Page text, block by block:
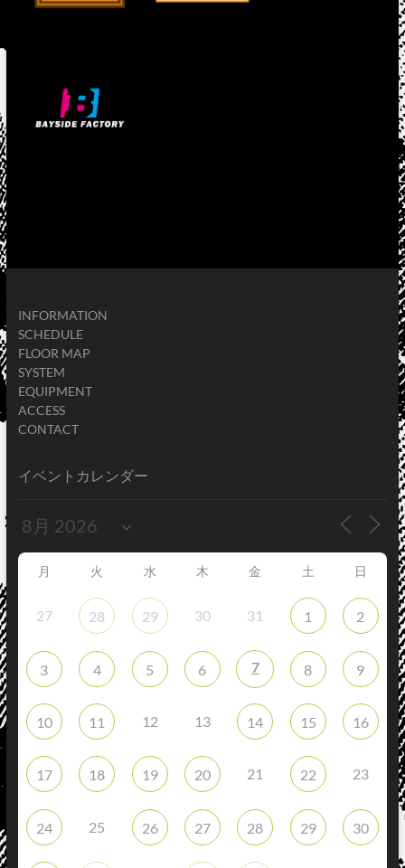
INFORMATION
SCHEDULE
FLOOR MAP
SYSTEM
EQUIPMENT
ACCESS
CONTACT
イベントカレンダー
月 火 水 木 金 土 日
27 28 29 30 31 1 2
3 4 5 6 7 8 9
10 11 12 13 14 15 16
17 18 19 20 21 22 23
24 25 26 27 28 29 30